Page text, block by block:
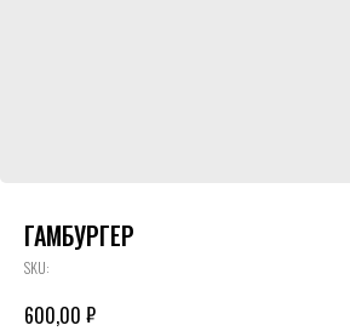
ГАМБУРГЕР
SKU:
600,00 ₽